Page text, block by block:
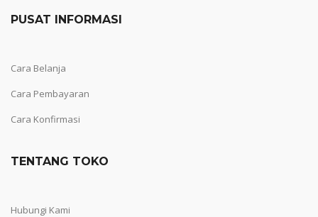
PUSAT INFORMASI
Cara Belanja
Cara Pembayaran
Cara Konfirmasi
TENTANG TOKO
Hubungi Kami